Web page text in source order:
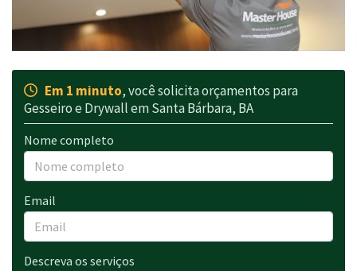
Em 1 minuto, você solicita orçamentos para
Gesseiro e Drywall em Santa Bárbara, BA
Nome completo
Email
Descreva os serviços